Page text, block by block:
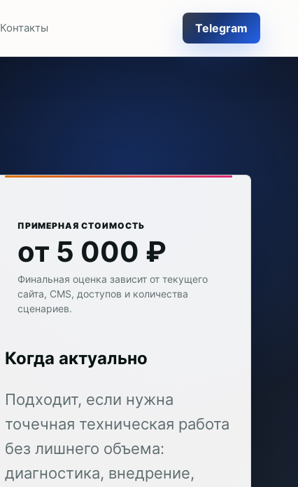
Контакты Telegram
ПРИМЕРНАЯ СТОИМОСТЬ
от 5 000 ₽
Финальная оценка зависит от текущего
сайта, CMS, доступов и количества
сценариев.
Когда актуально
Подходит, если нужна
точечная техническая работа
без лишнего объема:
диагностика, внедрение,